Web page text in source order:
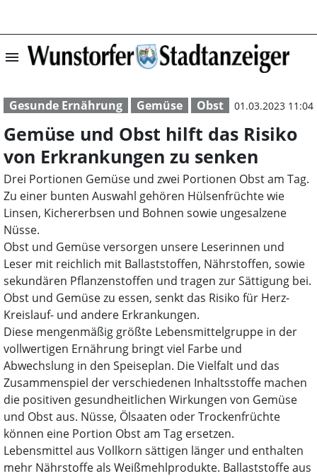
menu Gemüse und
Gesunde Ernährung Gemüse Obst 01.03.2023 11:04
Gemüse und Obst hilft das Risiko
von Erkrankungen zu senken
Drei Portionen Gemüse und zwei Portionen Obst am Tag.
Zu einer bunten Auswahl gehören Hülsenfrüchte wie
Linsen, Kichererbsen und Bohnen sowie ungesalzene
Nüsse.
Obst und Gemüse versorgen unsere Leserinnen und
Leser mit reichlich mit Ballaststoffen, Nährstoffen, sowie
sekundären Pflanzenstoffen und tragen zur Sättigung bei.
Obst und Gemüse zu essen, senkt das Risiko für Herz-
Kreislauf- und andere Erkrankungen.
Diese mengenmäßig größte Lebensmittelgruppe in der
vollwertigen Ernährung bringt viel Farbe und
Abwechslung in den Speiseplan. Die Vielfalt und das
Zusammenspiel der verschiedenen Inhaltsstoffe machen
die positiven gesundheitlichen Wirkungen von Gemüse
und Obst aus. Nüsse, Ölsaaten oder Trockenfrüchte
können eine Portion Obst am Tag ersetzen.
Lebensmittel aus Vollkorn sättigen länger und enthalten
mehr Nährstoffe als Weißmehlprodukte. Ballaststoffe aus